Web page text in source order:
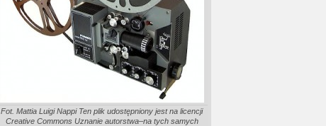
Fot. Mattia Luigi Nappi Ten plik udostępniony jest na licencji
Creative Commons Uznanie autorstwa–na tych samych